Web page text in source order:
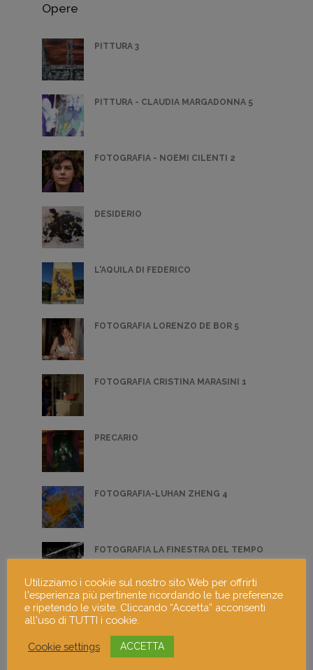
Opere
PITTURA 3
PITTURA - CLAUDIA MARGADONNA 5
FOTOGRAFIA - NOEMI CILENTI 2
DESIDERIO
L'AQUILA DI FEDERICO
FOTOGRAFIA LORENZO DE BOR 5
FOTOGRAFIA CRISTINA MARASINI 1
PRECARIO
FOTOGRAFIA-LUHAN ZHENG 4
FOTOGRAFIA LA FINESTRA DEL TEMPO
PITTURA - LUCA FIORE 5
Utilizziamo i cookie sul nostro sito Web per offrirti
l'esperienza più pertinente ricordando le tue preferenze
e ripetendo le visite. Cliccando “Accetta” acconsenti
all'uso di TUTTI i cookie.
Cookie settings ACCETTA